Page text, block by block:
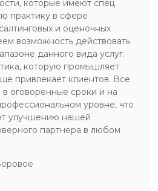
которые имеют спец
практику в сфере
и оценочных
возможность действовать
данного вида услуг.
которую промышляет
привлекает клиентов. Все
оговоренные сроки и на
уровне, что
улучшению нашей
партнера в любом